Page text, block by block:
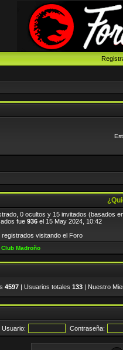
0 ocultos y 15 invitados (basados
fue 936 el 15 May 2024, 10:42
visitando el Foro
Madroño
4597 | Usuarios totales 133 | Nuestro
Usuario: Contraseña: